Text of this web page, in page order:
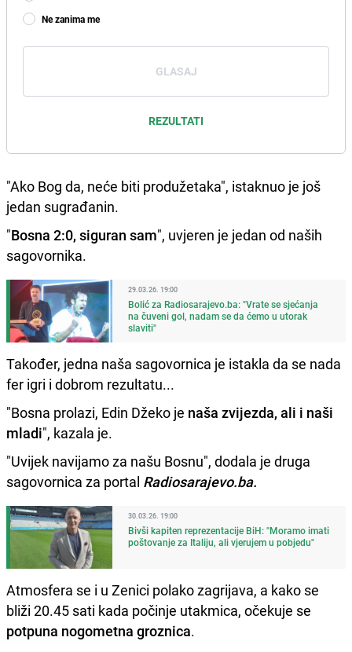
Ne zanima me
GLASAJ
REZULTATI
"Ako Bog da, neće biti produžetaka", istaknuo je još
jedan sugrađanin.
"Bosna 2:0, siguran sam", uvjeren je jedan od naših
sagovornika.
29.03.26. 19:00
Bolić za Radiosarajevo.ba: "Vrate se sjećanja
na čuveni gol, nadam se da ćemo u utorak
slaviti"
Također, jedna naša sagovornica je istakla da se nada
fer igri i dobrom rezultatu...
"Bosna prolazi, Edin Džeko je naša zvijezda, ali i naši
mladi", kazala je.
"Uvijek navijamo za našu Bosnu", dodala je druga
sagovornica za portal Radiosarajevo.ba.
30.03.26. 19:00
Bivši kapiten reprezentacije BiH: "Moramo imati
poštovanje za Italiju, ali vjerujem u pobjedu"
Atmosfera se i u Zenici polako zagrijava, a kako se
bliži 20.45 sati kada počinje utakmica, očekuje se
potpuna nogometna groznica.